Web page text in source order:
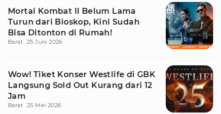
Mortal Kombat II Belum Lama
Turun dari Bioskop, Kini Sudah
Bisa Ditonton di Rumah!
Barat 25 Juni 2026
Wow! Tiket Konser Westlife di GBK
Langsung Sold Out Kurang dari 12
Jam
Barat 25 Mei 2026